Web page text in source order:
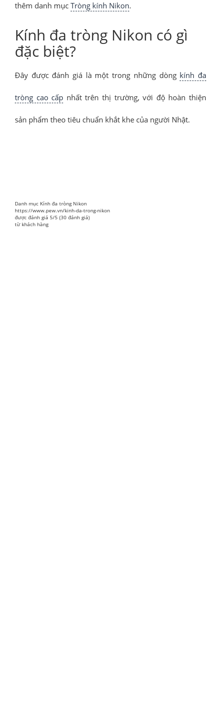
thêm danh mục Tròng kính Nikon.
Kính đa tròng Nikon có gì
đặc biệt?
Đây được đánh giá là một trong những dòng kính đa
tròng cao cấp nhất trên thị trường, với độ hoàn thiện
sản phẩm theo tiêu chuẩn khắt khe của người Nhật.
Danh mục Kính đa tròng Nikon
https://www.pew.vn/kinh-da-trong-nikon
được đánh giá 5/5 (30 đánh giá)
từ khách hàng